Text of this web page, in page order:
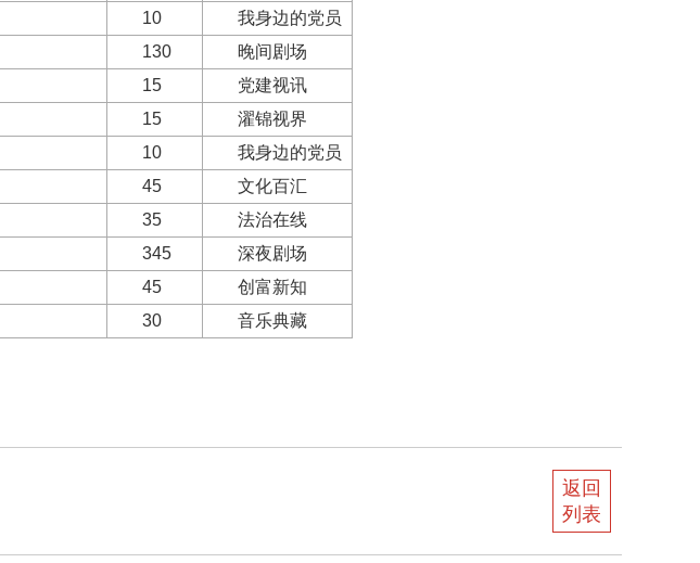
10
我身边的党员
130
晚间剧场
15
党建视讯
15
濯锦视界
10
我身边的党员
45
文化百汇
35
法治在线
345
深夜剧场
45
创富新知
30 音乐典藏
返回
列表